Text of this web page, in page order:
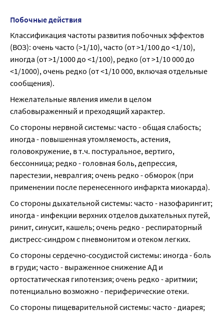
Побочные действия
Классификация частоты развития побочных эффектов
(ВОЗ): очень часто (>1/10), часто (от >1/100 до <1/10),
иногда (от >1/1000 до <1/100), редко (от >1/10 000 до
<1/1000), очень редко (от <1/10 000, включая отдельные
сообщения).
Нежелательные явления имели в целом
слабовыраженный и преходящий характер.
Со стороны нервной системы: часто - общая слабость;
иногда - повышенная утомляемость, астения,
головокружение, в т.ч. постуральное, вертиго,
бессонница; редко - головная боль, депрессия,
парестезии, невралгия; очень редко - обморок (при
применении после перенесенного инфаркта миокарда).
Со стороны дыхательной системы: часто - назофарингит;
иногда - инфекции верхних отделов дыхательных путей,
ринит, синусит, кашель; очень редко - респираторный
дистресс-синдром с пневмонитом и отеком легких.
Со стороны сердечно-сосудистой системы: иногда - боль
в груди; часто - выраженное снижение АД и
ортостатическая гипотензия; очень редко - аритмии;
потенциально возможно - периферические отеки.
Со стороны пищеварительной системы: часто - диарея;